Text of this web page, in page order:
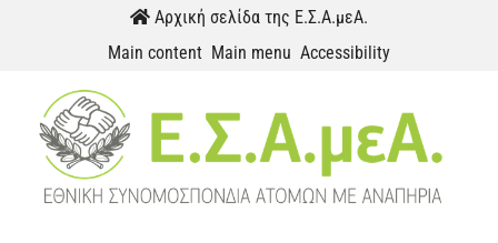
Αρχική σελίδα της Ε.Σ.Α.μεΑ.
Main content Main menu Accessibility